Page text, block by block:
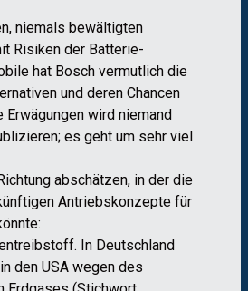
niemals bewältigten
Risiken der Batterie-
hat Bosch vermutlich die
und deren Chancen
wird niemand
es geht um sehr viel
abschätzen, in der die
Antriebskonzepte für
In Deutschland
den USA wegen des